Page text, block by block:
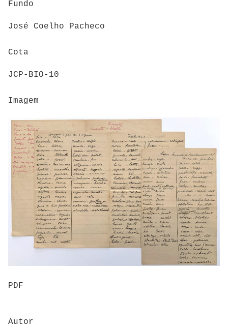
Fundo
José Coelho Pacheco
Cota
JCP-BIO-10
Imagem
PDF
Autor